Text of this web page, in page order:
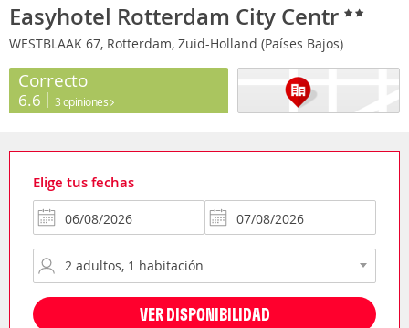
Easyhotel Rotterdam City Centr
WESTBLAAK 67, Rotterdam, Zuid-Holland (Países Bajos)
Correcto
6.6 3 opiniones
Elige tus fechas
VER DISPONIBILIDAD